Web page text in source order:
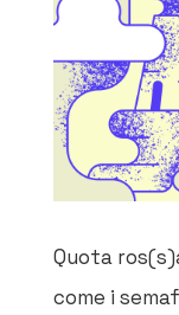
Quota
come i